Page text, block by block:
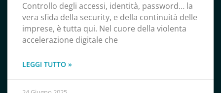
Controllo degli accessi, identità, password… la
vera sfida della security, e della continuità delle
imprese, è tutta qui. Nel cuore della violenta
accelerazione digitale che
LEGGI TUTTO »